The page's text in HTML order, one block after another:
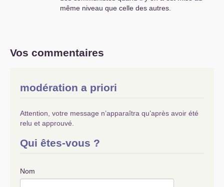
même niveau que celle des autres.
Vos commentaires
modération a priori
Attention, votre message n’apparaîtra qu’après avoir été
relu et approuvé.
Qui êtes-vous ?
Nom